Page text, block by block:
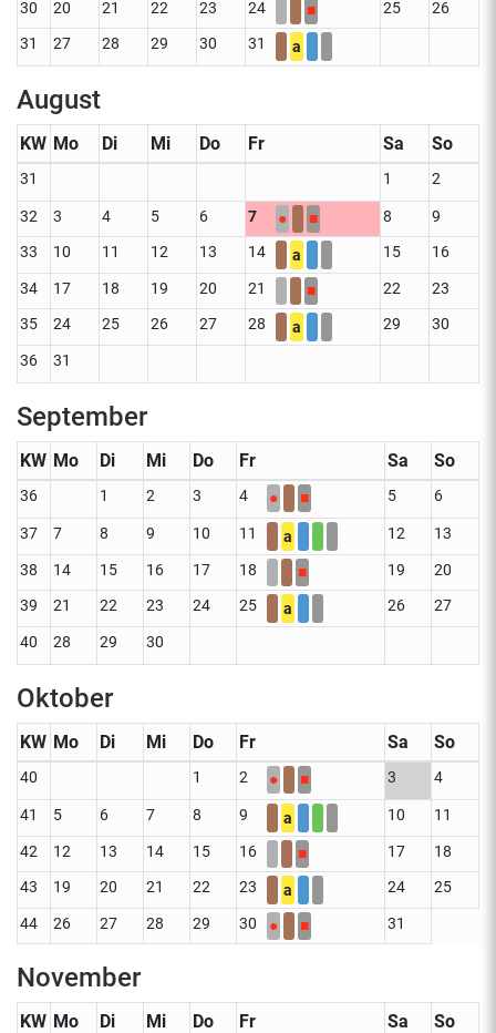
30 20 21 22 23 24 ■ 25
26
31
27 28 29 30 31 a
August
KW Mo Di Mi Do Fr Sa So
31 1 2
32 3 4 5 6 7 ● ■ 8
9
33
10 11 12 13 14 a 15 16
34 17 18 19 20 21 ■ 22
23
35
24 25 26 27 28 a 29 30
36 31
September
KW Mo Di Mi Do Fr Sa So
36 1 2 3 4 ● ■ 5 6
37 7 8 9 10 11 a 12 13
38 14 15 16 17 18 ■ 19
20
39
21 22 23 24 25 a 26 27
40 28 29 30
Oktober
KW Mo Di Mi Do Fr Sa So
40 1 2 ● ■ 3 4
41 5 6 7 8 9 a 10 11
42 12 13 14 15 16 ■ 17
18
43
19 20 21 22 23 a 24 25
44 26 27 28 29 30 ● ■ 31
November
KW Mo Di Mi Do Fr Sa So